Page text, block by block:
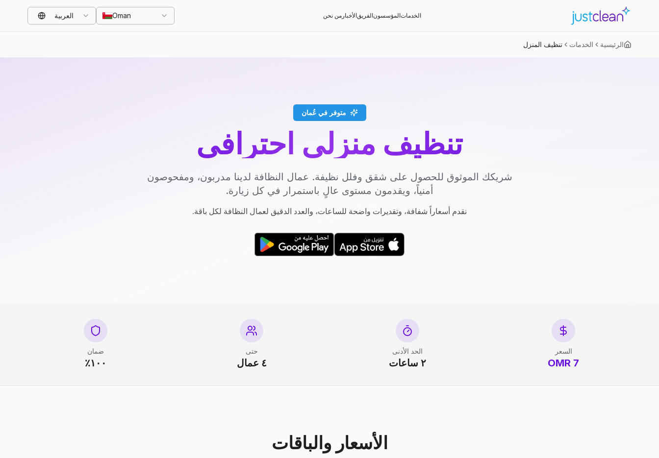
الخدماتالمؤسسونالفريقالأخبار من نحن Oman العربية
الرئيسية الخدمات تنظيف المنزل
متوفر في عُمان
تنظيف منزلي احترافي
شريكك الموثوق للحصول على شقق وفلل نظيفة. عمال النظافة لدينا مدربون، ومفحوصون
أمنياً، ويقدمون مستوى عالٍ باستمرار في كل زيارة.
نقدم أسعاراً شفافة، وتقديرات واضحة للساعات، والعدد الدقيق لعمال النظافة لكل باقة.
السعر
7 OMR
الحد الأدنى
٢ ساعات
حتى
٤ عمال
ضمان
١٠٠٪
الأسعار والباقات